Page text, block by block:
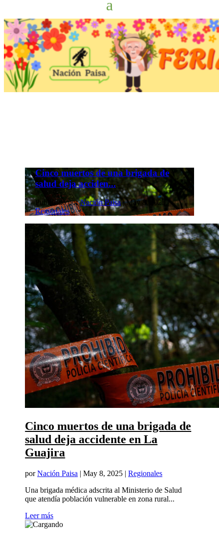
Cinco muertos de una brigada de
salud deja acciden...
Publicado porNación Paisa|May 8, 2025
|
Regionales
Cinco muertos de una brigada de
salud deja accidente en La
Guajira
porNación Paisa |May 8, 2025 |Regionales
Una brigada médica adscrita al Ministerio de Salud
que atendía población vulnerable en zona rural...
Leer más